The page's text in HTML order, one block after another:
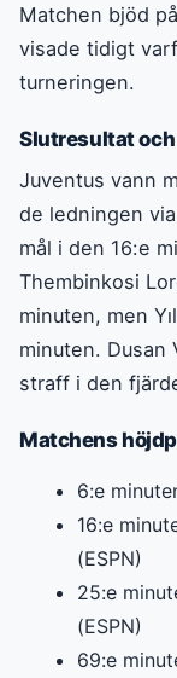
Matchen bjöd
visade tidigt
turneringen.
Slutresultat
Juventus vann
de ledningen
mål i den 16:e
Thembinkosi
minuten, men
minuten. Dusan
straff i den
Matchens
6:e
16:e
(ESPN)
25:e
(ESPN)
69:e